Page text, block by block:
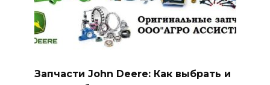
Запчасти John Deere: Как выбрать и